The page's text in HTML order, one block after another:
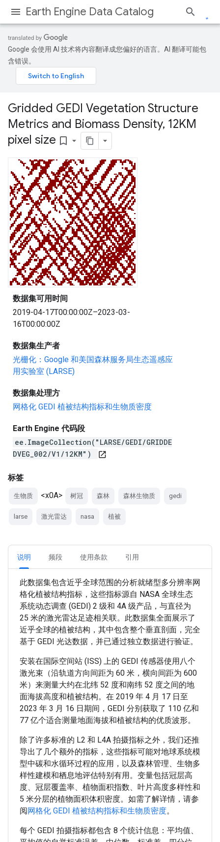
Earth Engine Data Catalog
Google 会使用 AI 技术将内容翻译成您偏好的语言。AI 翻译可能包
含错误。
Gridded GEDI Vegetation Structure
Metrics and Biomass Density, 12KM
pixel size bookmark_border
数据集可用时间
2019-04-17T00:00:00Z–2023-03-
16T00:00:00Z
数据集生产者
光栅化：Google 和美国森林服务局生态遥感应
用实验室 (LARSE)
数据集处理方
网格化 GEDI 植被结构指标和生物质密度
Earth Engine 代码段
ee.ImageCollection("LARSE/GEDI/GRIDDE
DVEG_002/V1/12KM")
open_in_new
标签
生物质 <x0A> 树冠 森林 森林生物质 gedi
larse 激光雷达 nasa 植被
说明 频段 使用条款 引用
此数据集包含近乎全球范围的分析就绪型多分辨率网
格化植被结构指标，这些指标源自 NASA 全球生态
系统动态调查 (GEDI) 2 级和 4A 级产品，与直径为
25 米的激光雷达足迹相关联。此数据集全面展示了
近乎全球的植被结构，其中包含整个垂直剖面，完全
基于 GEDI 光达数据，并已通过独立数据进行验证。
安装在国际空间站 (ISS) 上的 GEDI 传感器使用八个
激光束（沿轨道方向间距为 60 米，横向间距为 600
米）来测量大约在北纬 52 度和南纬 52 度之间的地
面海拔高度和植被结构。在 2019 年 4 月 17 日至
2023 年 3 月 16 日期间，GEDI 分别获取了 110 亿和
77 亿个适合测量地面海拔和植被结构的优质波形。
除了许多标准的 L2 和 L4A 拍摄指标之外，我们还推
导出了几个额外的指标，这些指标可能对地球系统模
型中碳和水循环过程的应用，以及森林管理、生物多
样性建模和栖息地评估特别有用。变量包括冠层高
度、冠层覆盖率、植物面积指数、叶片高度多样性和
5 米分层的植物面积体积密度。如需了解详情，请参
阅网格化 GEDI 植被结构指标和生物质密度。
每个 GEDI 拍摄指标都包含 8 个统计信息：平均值、